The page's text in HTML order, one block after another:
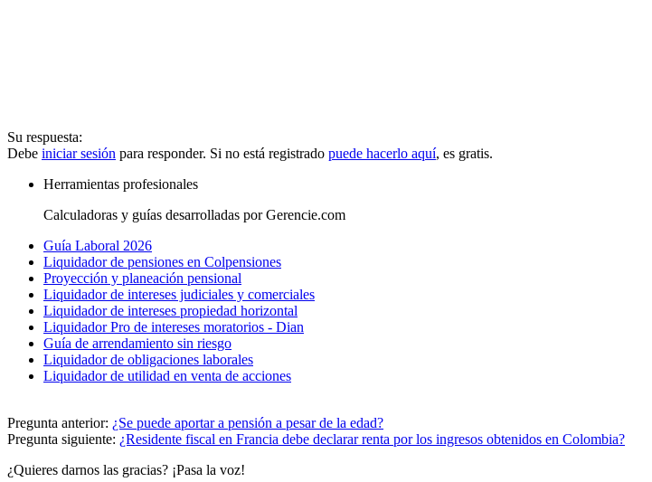
Su respuesta:
Debe iniciar sesión para responder. Si no está registrado puede hacerlo aquí, es gratis.
Herramientas profesionales
Calculadoras y guías desarrolladas por Gerencie.com
Guía Laboral 2026
Liquidador de pensiones en Colpensiones
Proyección y planeación pensional
Liquidador de intereses judiciales y comerciales
Liquidador de intereses propiedad horizontal
Liquidador Pro de intereses moratorios - Dian
Guía de arrendamiento sin riesgo
Liquidador de obligaciones laborales
Liquidador de utilidad en venta de acciones
Pregunta anterior: ¿Se puede aportar a pensión a pesar de la edad?
Pregunta siguiente: ¿Residente fiscal en Francia debe declarar renta por los ingresos obtenidos en Colombia?
¿Quieres darnos las gracias? ¡Pasa la voz!